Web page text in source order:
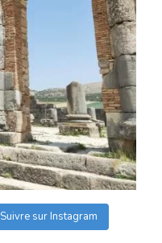
Suivre sur Instagram